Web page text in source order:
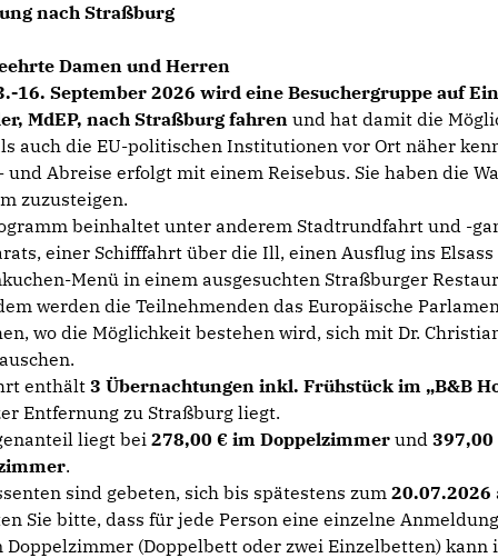
nach Straßburg
Damen und Herren
16. September 2026 wird eine Besuchergruppe auf
MdEP, nach Straßburg fahrenund hat damit die
auch die EU-politischen Institutionen vor Ort näher
und Abreise erfolgt mit einem Reisebus. Sie haben die
zuzusteigen.
beinhaltet unter anderem Stadtrundfahrt und -
einer Schifffahrt über die Ill, einen Ausflug ins Elsass
Menü in einem ausgesuchten Straßburger
werden die Teilnehmenden das Europäische
wo die Möglichkeit bestehen wird, sich mit Dr.
enthält3 Übernachtungen inkl. Frühstück im „B&B
Entfernung zu Straßburg liegt.
liegt bei278,00 € im Doppelzimmerund397,00
.
sind gebeten, sich bis spätestens zum20.07.2026
Sie bitte, dass für jede Person eine einzelne
Doppelzimmer (Doppelbett oder zwei Einzelbetten) kann